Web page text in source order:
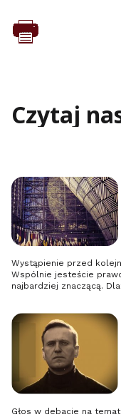
Czytaj
Wystąpienie przed
Wspólnie jesteście
najbardziej znaczącą.
Głos w debacie na